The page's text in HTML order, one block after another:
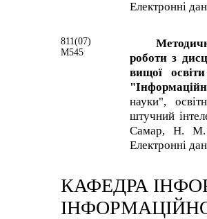
Електронні
811(07)
М545
Методичні
роботи з
вищої
науки",
штучний
Самар, Н. М.
Електронні
КАФЕДРА